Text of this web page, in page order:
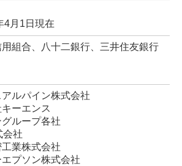
月1日現在
組合、八十二銀行、三井住友銀行
ルパイン株式会社
ーエンス
ループ各社
会社
業株式会社
プソン株式会社